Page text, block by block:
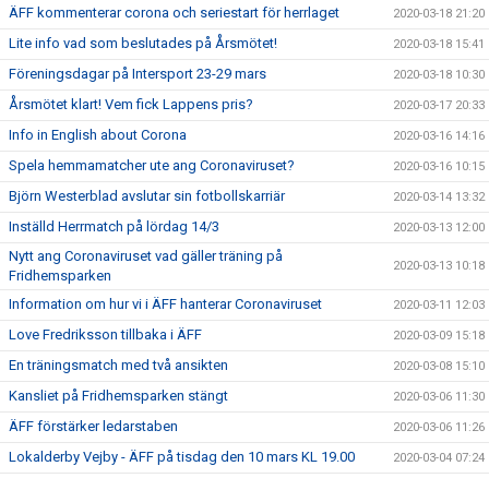
ÄFF kommenterar corona och seriestart för herrlaget 2020-03-18 21:20
Lite info vad som beslutades på Årsmötet! 2020-03-18 15:41
Föreningsdagar på Intersport 23-29 mars 2020-03-18 10:30
Årsmötet klart! Vem fick Lappens pris? 2020-03-17 20:33
Info in English about Corona 2020-03-16 14:16
Spela hemmamatcher ute ang Coronaviruset? 2020-03-16 10:15
Björn Westerblad avslutar sin fotbollskarriär 2020-03-14 13:32
Inställd Herrmatch på lördag 14/3 2020-03-13 12:00
Nytt ang Coronaviruset vad gäller träning på
Fridhemsparken
2020-03-13 10:18
Information om hur vi i ÄFF hanterar Coronaviruset 2020-03-11 12:03
Love Fredriksson tillbaka i ÄFF 2020-03-09 15:18
En träningsmatch med två ansikten 2020-03-08 15:10
Kansliet på Fridhemsparken stängt 2020-03-06 11:30
ÄFF förstärker ledarstaben 2020-03-06 11:26
Lokalderby Vejby - ÄFF på tisdag den 10 mars KL 19.00 2020-03-04 07:24